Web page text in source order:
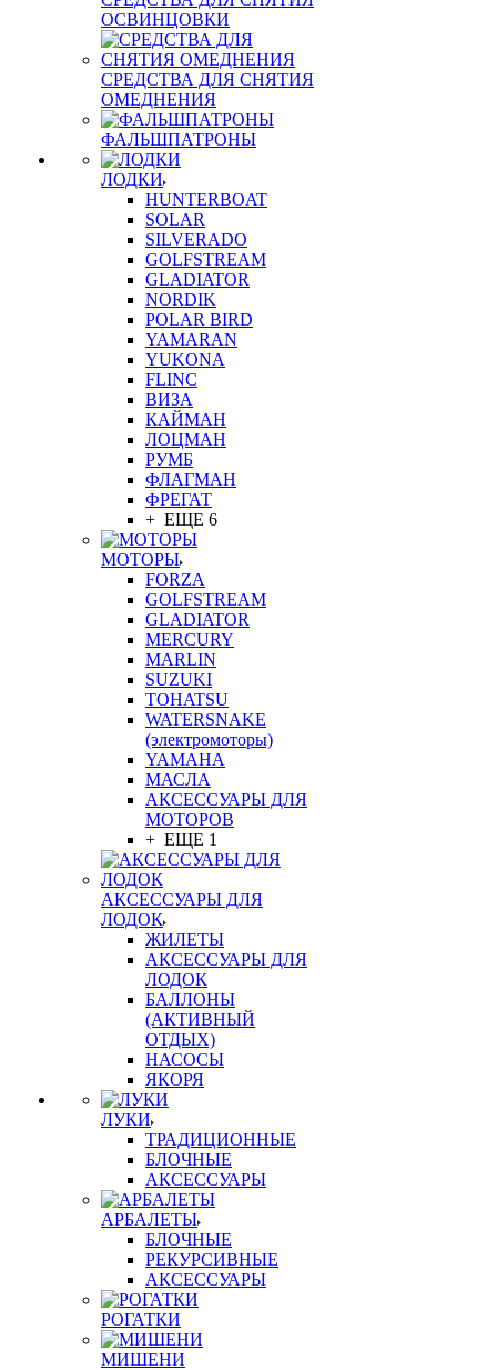
ОСВИНЦОВКИ
СРЕДСТВА ДЛЯ СНЯТИЯ
ОМЕДНЕНИЯ
ФАЛЬШПАТРОНЫ
ЛОДКИ
HUNTERBOAT
SOLAR
SILVERADO
GOLFSTREAM
GLADIATOR
NORDIK
POLAR BIRD
YAMARAN
YUKONA
FLINC
ВИЗА
КАЙМАН
ЛОЦМАН
РУМБ
ФЛАГМАН
ФРЕГАТ
+ ЕЩЕ 6
МОТОРЫ
FORZA
GOLFSTREAM
GLADIATOR
MERCURY
MARLIN
SUZUKI
TOHATSU
WATERSNAKE
(электромоторы)
YAMAHA
МАСЛА
АКСЕССУАРЫ ДЛЯ
МОТОРОВ
+ ЕЩЕ 1
АКСЕССУАРЫ ДЛЯ
ЛОДОК
ЖИЛЕТЫ
АКСЕССУАРЫ ДЛЯ
ЛОДОК
БАЛЛОНЫ
(АКТИВНЫЙ
ОТДЫХ)
НАСОСЫ
ЯКОРЯ
ЛУКИ
ТРАДИЦИОННЫЕ
БЛОЧНЫЕ
АКСЕССУАРЫ
АРБАЛЕТЫ
БЛОЧНЫЕ
РЕКУРСИВНЫЕ
АКСЕССУАРЫ
РОГАТКИ
МИШЕНИ